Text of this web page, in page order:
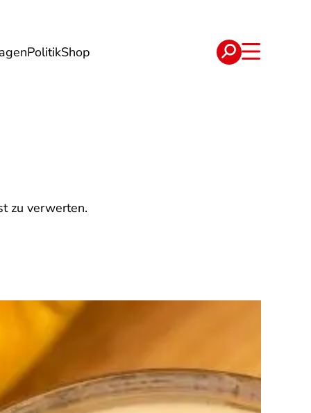
PolitikShop
Verträge
zu verwerten.